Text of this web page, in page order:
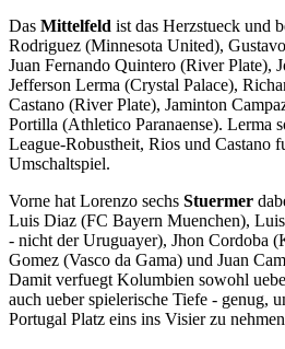
Das Mittelfeld ist das Herzstueck und
Rodriguez (Minnesota United),
Juan Fernando Quintero (River Plate),
Jefferson Lerma (Crystal Palace),
Castano (River Plate), Jaminton
Portilla (Athletico Paranaense). Lerma
League-Robustheit, Rios und Castano
Umschaltspiel.
Vorne hat Lorenzo sechs Stuermer
Luis Diaz (FC Bayern Muenchen),
- nicht der Uruguayer), Jhon Cordoba
Gomez (Vasco da Gama) und Juan
Damit verfuegt Kolumbien sowohl
auch ueber spielerische Tiefe - genug,
Portugal Platz eins ins Visier zu